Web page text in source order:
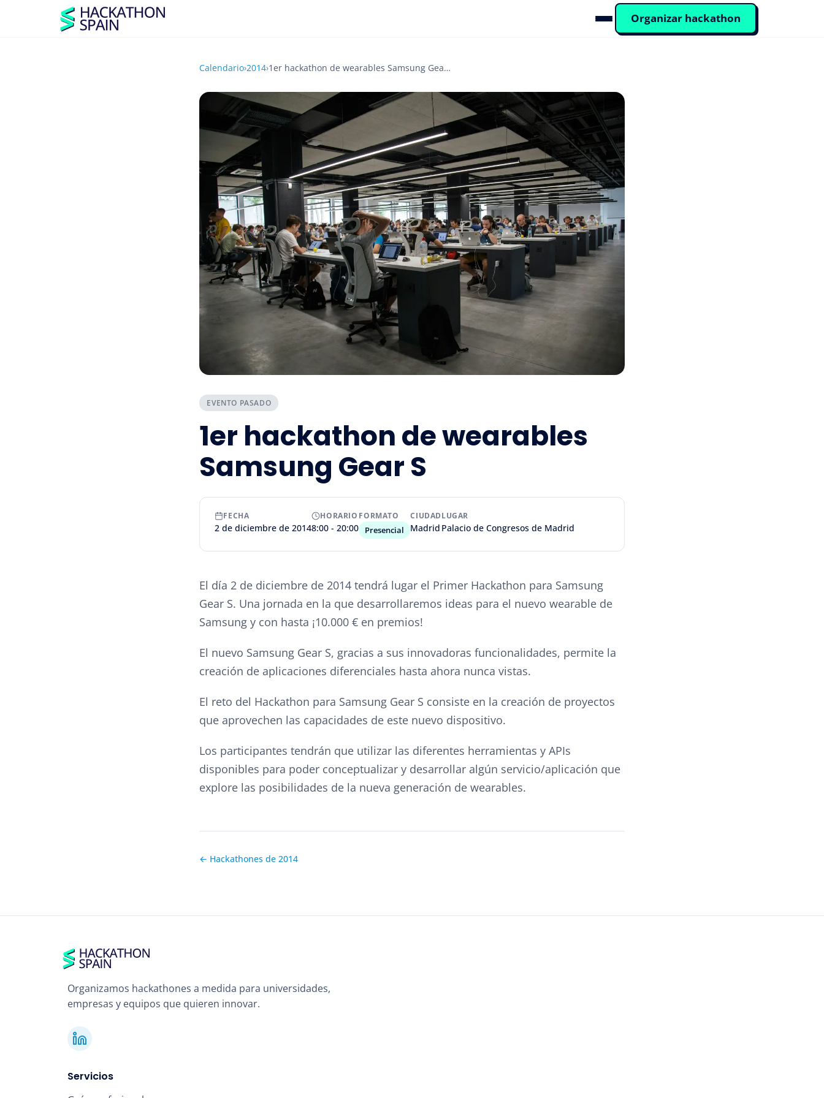
Organizar hackathon
Calendario›2014› 1er hackathon de wearables Samsung Gear S
EVENTO PASADO
1er hackathon de wearables
Samsung Gear S
FECHA
2 de diciembre de 2014
HORARIO
8:00 - 20:00
FORMATO
Presencial
CIUDAD
Madrid
LUGAR
Palacio de Congresos de Madrid
El día 2 de diciembre de 2014 tendrá lugar el Primer Hackathon para Samsung
Gear S. Una jornada en la que desarrollaremos ideas para el nuevo wearable de
Samsung y con hasta ¡10.000 € en premios!
El nuevo Samsung Gear S, gracias a sus innovadoras funcionalidades, permite la
creación de aplicaciones diferenciales hasta ahora nunca vistas.
El reto del Hackathon para Samsung Gear S consiste en la creación de proyectos
que aprovechen las capacidades de este nuevo dispositivo.
Los participantes tendrán que utilizar las diferentes herramientas y APIs
disponibles para poder conceptualizar y desarrollar algún servicio/aplicación que
explore las posibilidades de la nueva generación de wearables.
← Hackathones de 2014
Organizamos hackathones a medida para universidades,
empresas y equipos que quieren innovar.
Servicios